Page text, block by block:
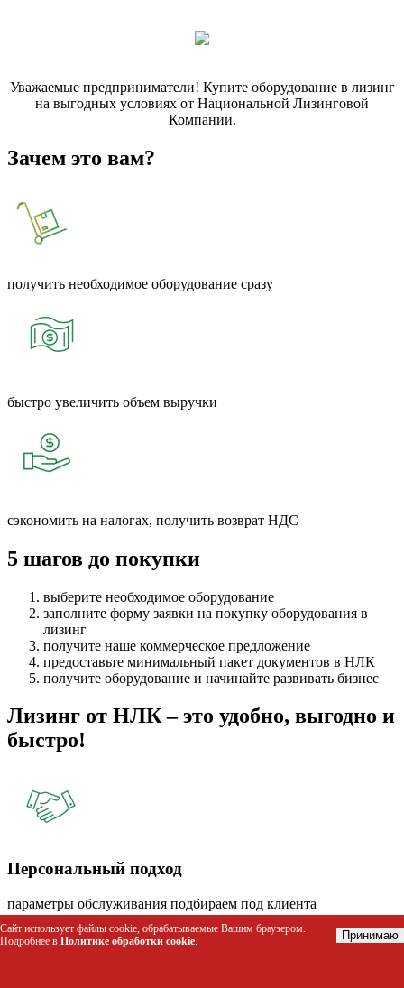
Уважаемые предприниматели! Купите оборудование в лизинг
на выгодных условиях от Национальной Лизинговой
Компании.
Зачем это вам?
получить необходимое оборудование сразу
быстро увеличить объем выручки
сэкономить на налогах, получить возврат НДС
5 шагов до покупки
выберите необходимое оборудование
заполните форму заявки на покупку оборудования в
лизинг
получите наше коммерческое предложение
предоставьте минимальный пакет документов в НЛК
получите оборудование и начинайте развивать бизнес
Лизинг от НЛК – это удобно, выгодно и
быстро!
Персональный подход
параметры обслуживания подбираем под клиента
Сайт использует файлы cookie, обрабатываемые Вашим браузером.
Подробнее в Политике обработки cookie. Принимаю